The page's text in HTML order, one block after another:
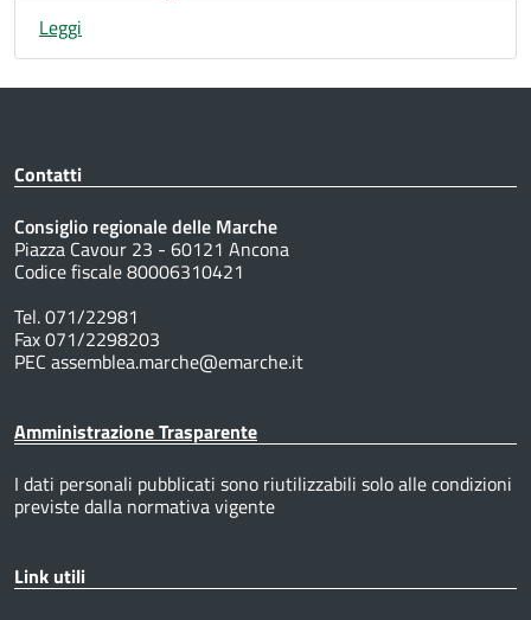
Leggi
Contatti
Consiglio regionale delle Marche
Piazza Cavour 23 - 60121 Ancona
Codice fiscale 80006310421
Tel. 071/22981
Fax 071/2298203
PEC assemblea.marche@emarche.it
Amministrazione Trasparente
I dati personali pubblicati sono riutilizzabili solo alle condizioni
previste dalla normativa vigente
Link utili